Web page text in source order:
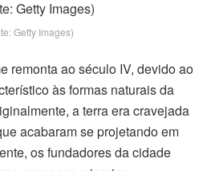
Getty Images)
remonta ao século IV, devido ao
às formas naturais da
a terra era cravejada
acabaram se projetando em
os fundadores da cidade